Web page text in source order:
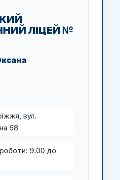
ЛІЦЕЙ №
вул.
68
9.00 до